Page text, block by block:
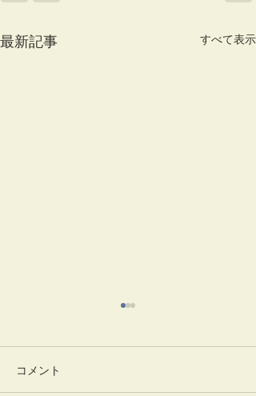
最新記事 すべて表示
一味神水
コメント